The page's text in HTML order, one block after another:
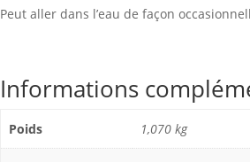
Peut aller dans l’eau de façon
Informations
Poids 1,070 kg